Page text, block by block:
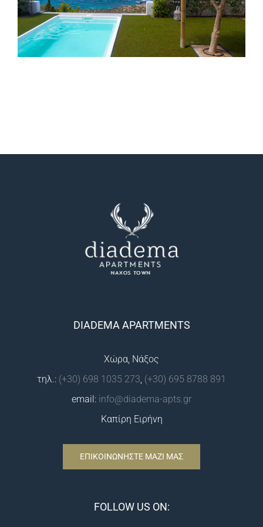
DIADEMA APARTMENTS
Χώρα, Νάξος
τηλ.: (+30) 698 1035 273, (+30) 695 8788 891
email: info@diadema-apts.gr
Καπίρη Ειρήνη
ΕΠΙΚΟΙΝΩΝΗΣΤΕ ΜΑΖΙ ΜΑΣ
FOLLOW US ON: